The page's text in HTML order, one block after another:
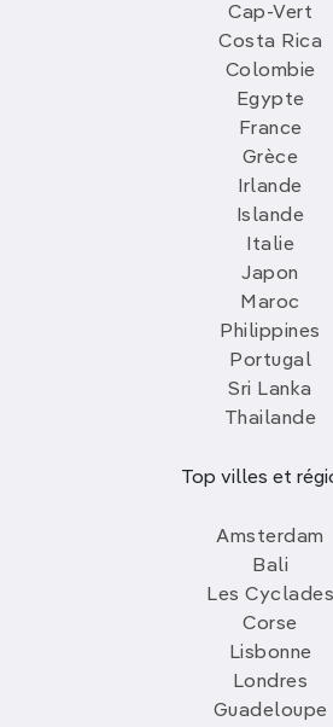
Cap-Vert
Costa Rica
Colombie
Egypte
France
Grèce
Irlande
Islande
Italie
Japon
Maroc
Philippines
Portugal
Sri Lanka
Thailande
Top villes et
Amsterdam
Bali
Les Cyclades
Corse
Lisbonne
Londres
Guadeloupe